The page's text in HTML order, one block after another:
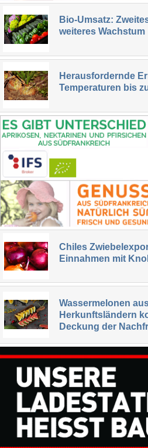
Bio-Umsatz:
weiteres Wachstum
Herausfordernde
Temperaturen bis
Chiles
Einnahmen mit
Wassermelonen
Herkunftsländern
Deckung der